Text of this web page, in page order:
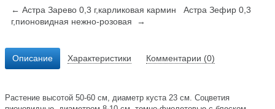
← Астра Зарево 0,3 г,карликовая кармин
Астра Зефир 0,3
г,пионовидная нежно-розовая →
Описание Характеристики Комментарии (0)
Растение высотой 50-60 см, диаметр куста 23 см. Соцветия